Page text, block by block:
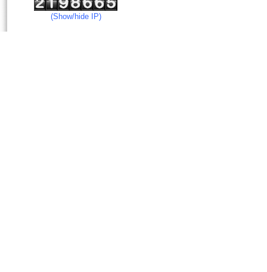
(Show/hide IP)